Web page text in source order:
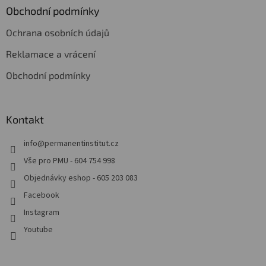
Obchodní podmínky
Ochrana osobních údajů
Reklamace a vrácení
Obchodní podmínky
Kontakt
info@permanentinstitut.cz
Vše pro PMU - 604 754 998
Objednávky eshop - 605 203 083
Facebook
Instagram
Youtube